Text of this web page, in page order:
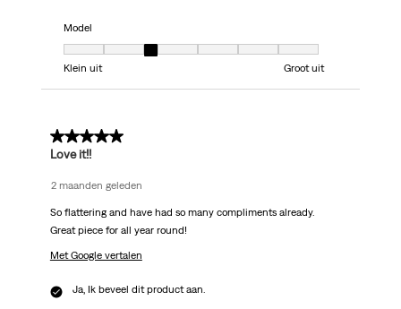
Model
Model, 3 van 7, waarbij 1 gelijk is aan Klein uit en 7 gelijk is aan Groot uit
Klein uit
Groot uit
5 van 5 sterren.
Love it!!
2 maanden geleden
So flattering and have had so many compliments already.
Great piece for all year round!
Met Google vertalen
Ja, Ik beveel dit product aan.